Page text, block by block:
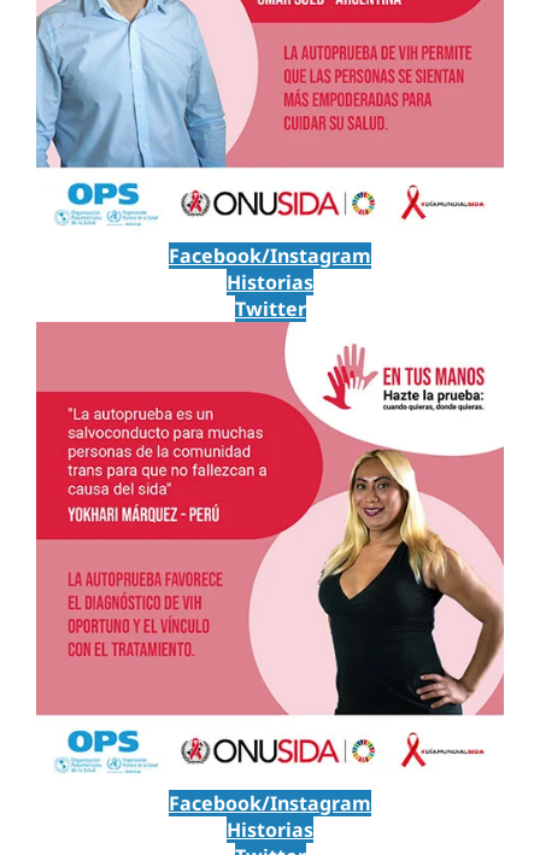
Facebook/Instagram
Historias
Twitter
Facebook/Instagram
Historias